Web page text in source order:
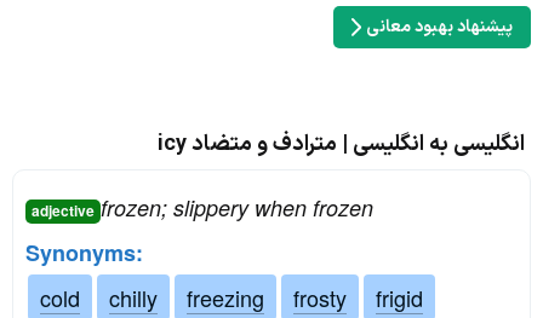
پیشنهاد بهبود معانی
انگلیسی به انگلیسی | مترادف و متضاد icy
adjective frozen; slippery when frozen
Synonyms:
cold
chilly freezing frosty
frigid